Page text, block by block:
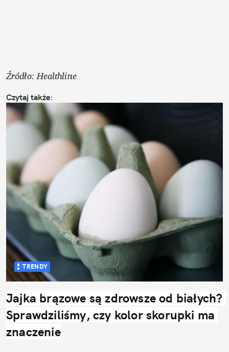
Źródło: Healthline
Czytaj także:
TRENDY
Jajka brązowe są zdrowsze od białych?
Sprawdziliśmy, czy kolor skorupki ma
znaczenie